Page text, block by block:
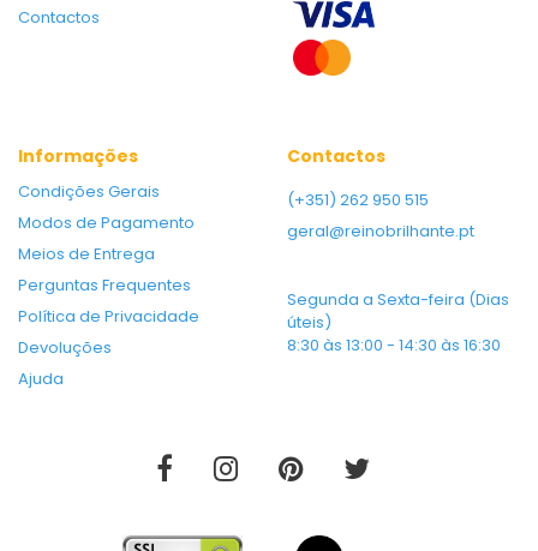
Contactos
Informações
Condições Gerais
Modos de Pagamento
Meios de Entrega
Perguntas Frequentes
Política de Privacidade
Devoluções
Ajuda
Contactos
(+351) 262 950 515
geral@reinobrilhante.pt
Segunda a Sexta-feira (Dias
úteis)
8:30 às 13:00 - 14:30 às 16:30